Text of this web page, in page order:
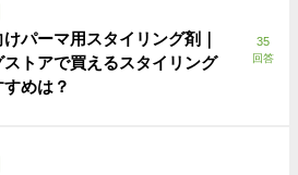
けパーマ用スタイリング剤｜
ストアで買えるスタイリング
めは？
35
回答